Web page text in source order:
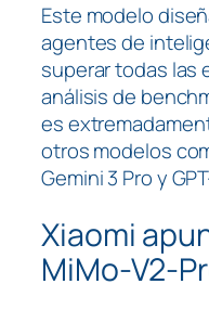
Este modelo
agentes de
superar todas las
análisis de
es
otros modelos
Gemini 3 Pro y
Xiaomi
MiMo-V2-